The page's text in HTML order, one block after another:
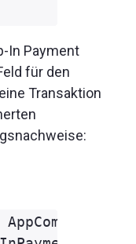
In Payment
für den
Transaktion